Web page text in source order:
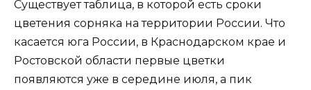
Существует таблица, в которой есть сроки
цветения сорняка на территории России. Что
касается юга России, в Краснодарском крае и
Ростовской области первые цветки
появляются уже в середине июля, а пик